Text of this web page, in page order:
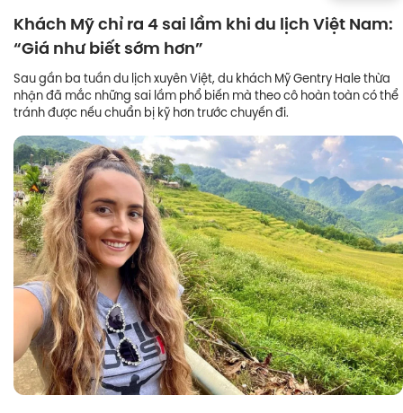
Khách Mỹ chỉ ra 4 sai lầm khi du lịch Việt Nam:
“Giá như biết sớm hơn”
Sau gần ba tuần du lịch xuyên Việt, du khách Mỹ Gentry Hale thừa
nhận đã mắc những sai lầm phổ biến mà theo cô hoàn toàn có thể
tránh được nếu chuẩn bị kỹ hơn trước chuyến đi.